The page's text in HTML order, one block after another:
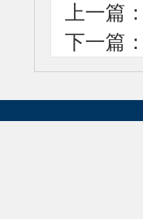
上一篇：
下一篇：